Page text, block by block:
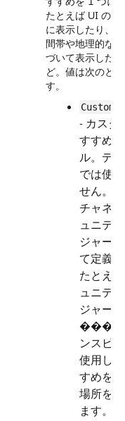
たとえば UI の特
に表示したり、1
間帯や地理的な
づいて表示した
ど。値は次のと
す。
- カスタ
すすめ
ル。デ
では使
せん。
チャネ
ュニテ
ジャー
て定義
たとえ
ュニテ
ジャー
���ス
ンスビ
使用し
すめを
場所を
ます。